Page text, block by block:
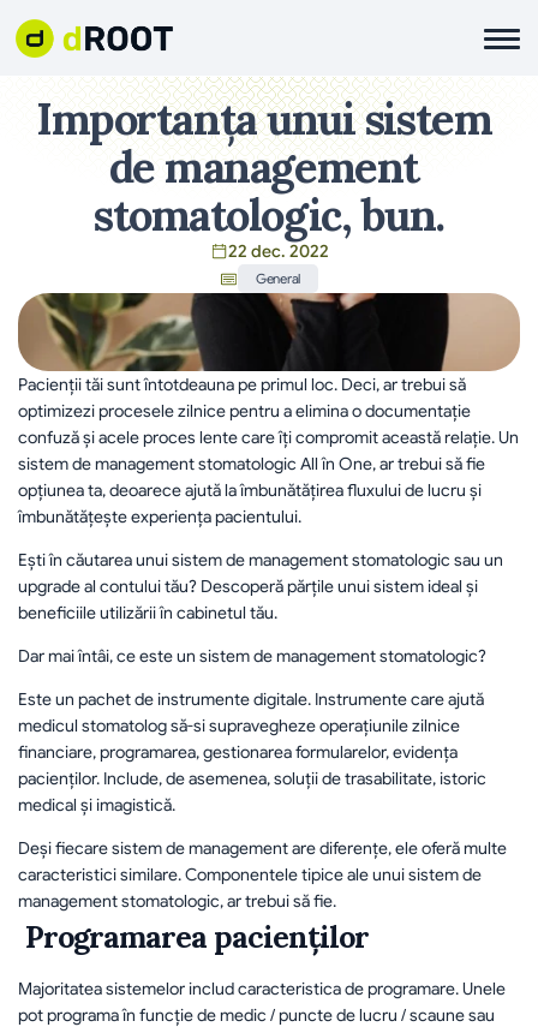
Importanța unui sistem
de management
stomatologic, bun.
22 dec. 2022
General
Pacienții tăi sunt întotdeauna pe primul loc. Deci, ar trebui să
optimizezi procesele zilnice pentru a elimina o documentație
confuză și acele proces lente care îți compromit această relație. Un
sistem de management stomatologic All în One, ar trebui să fie
opțiunea ta, deoarece ajută la îmbunătățirea fluxului de lucru și
îmbunătățește experiența pacientului.
Ești în căutarea unui sistem de management stomatologic sau un
upgrade al contului tău? Descoperă părțile unui sistem ideal și
beneficiile utilizării în cabinetul tău.
Dar mai întâi, ce este un sistem de management stomatologic?
Este un pachet de instrumente digitale. Instrumente care ajută
medicul stomatolog să-si supravegheze operațiunile zilnice
financiare, programarea, gestionarea formularelor, evidența
pacienților. Include, de asemenea, soluții de trasabilitate, istoric
medical și imagistică.
Deși fiecare sistem de management are diferențe, ele oferă multe
caracteristici similare. Componentele tipice ale unui sistem de
management stomatologic, ar trebui să fie.
Programarea pacienților
Majoritatea sistemelor includ caracteristica de programare. Unele
pot programa în funcție de medic / puncte de lucru / scaune sau